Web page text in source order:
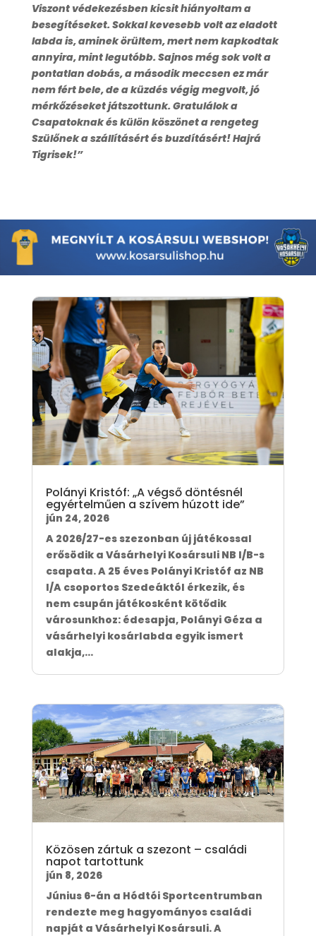
Viszont védekezésben kicsit hiányoltam a
besegítéseket. Sokkal kevesebb volt az eladott
labda is, aminek örültem, mert nem kapkodtak
annyira, mint legutóbb. Sajnos még sok volt a
pontatlan dobás, a második meccsen ez már
nem fért bele, de a küzdés végig megvolt, jó
mérkőzéseket játszottunk. Gratulálok a
Csapatoknak és külön köszönet a rengeteg
Szülőnek a szállításért és buzdításért! Hajrá
Tigrisek!”
Polányi Kristóf: „A végső döntésnél
egyértelműen a szívem húzott ide”
jún 24, 2026
A 2026/27-es szezonban új játékossal
erősödik a Vásárhelyi Kosársuli NB I/B-s
csapata. A 25 éves Polányi Kristóf az NB
I/A csoportos Szedeáktól érkezik, és
nem csupán játékosként kötődik
városunkhoz: édesapja, Polányi Géza a
vásárhelyi kosárlabda egyik ismert
alakja,...
Közösen zártuk a szezont – családi
napot tartottunk
jún 8, 2026
Június 6-án a Hódtói Sportcentrumban
rendezte meg hagyományos családi
napját a Vásárhelyi Kosársuli. A